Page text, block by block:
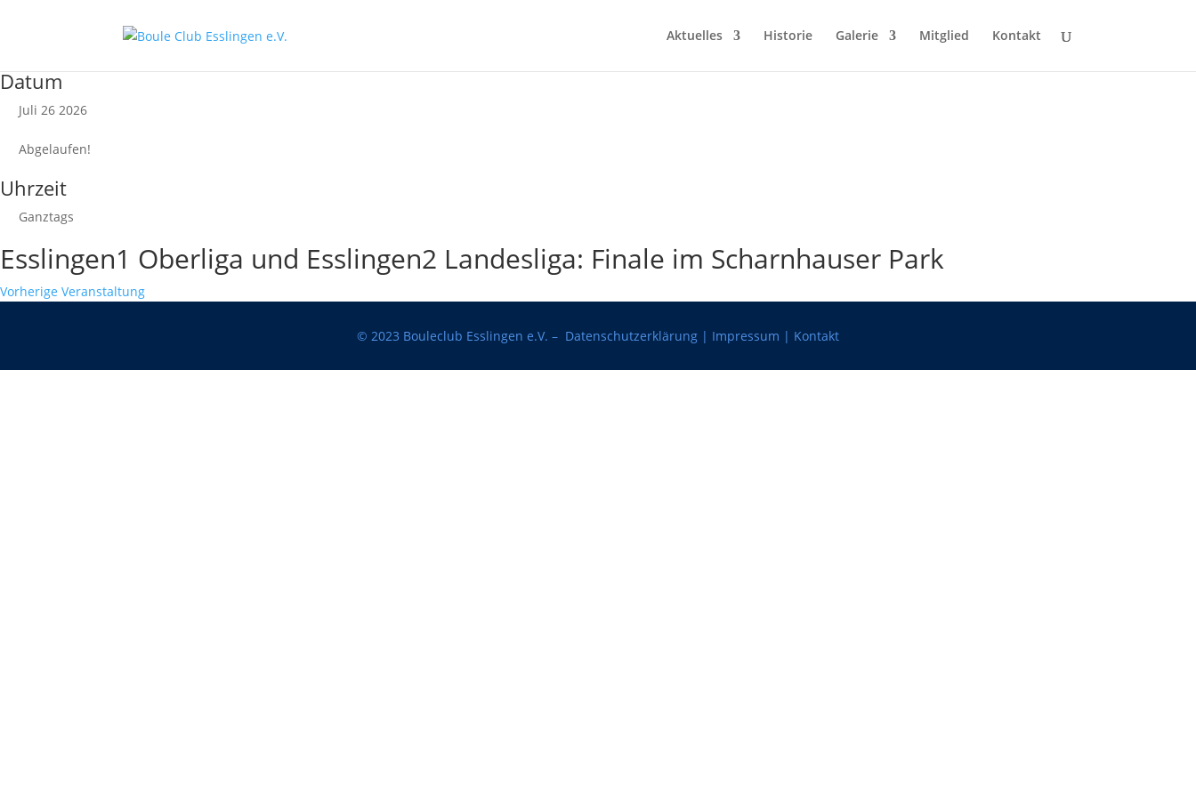
Aktuelles Historie Galerie Mitglied Kontakt
Datum
Juli 26 2026
Abgelaufen!
Uhrzeit
Ganztags
Esslingen1 Oberliga und Esslingen2 Landesliga: Finale im Scharnhauser Park
Vorherige Veranstaltung
© 2023 Bouleclub Esslingen e.V. – Datenschutzerklärung | Impressum | Kontakt